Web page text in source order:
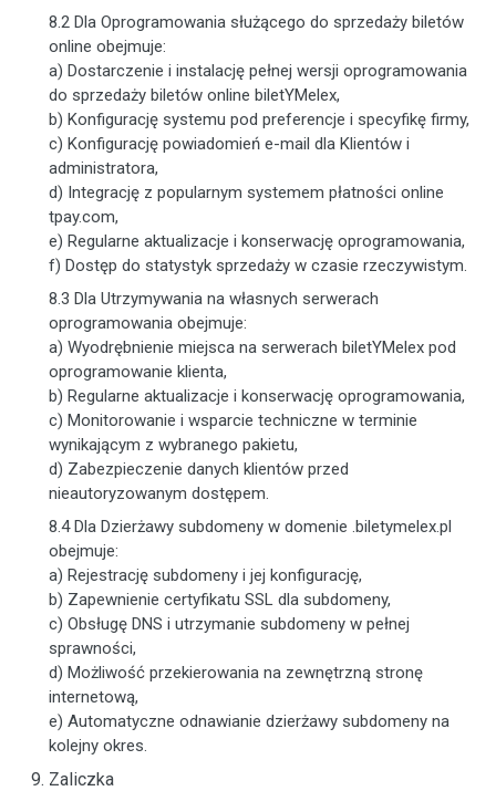
8.2 Dla Oprogramowania służącego do sprzedaży biletów
online obejmuje:
a) Dostarczenie i instalację pełnej wersji oprogramowania
do sprzedaży biletów online biletYMelex,
b) Konfigurację systemu pod preferencje i specyfikę firmy,
c) Konfigurację powiadomień e-mail dla Klientów i
administratora,
d) Integrację z popularnym systemem płatności online
tpay.com,
e) Regularne aktualizacje i konserwację oprogramowania,
f) Dostęp do statystyk sprzedaży w czasie rzeczywistym.
8.3 Dla Utrzymywania na własnych serwerach
oprogramowania obejmuje:
a) Wyodrębnienie miejsca na serwerach biletYMelex pod
oprogramowanie klienta,
b) Regularne aktualizacje i konserwację oprogramowania,
c) Monitorowanie i wsparcie techniczne w terminie
wynikającym z wybranego pakietu,
d) Zabezpieczenie danych klientów przed
nieautoryzowanym dostępem.
8.4 Dla Dzierżawy subdomeny w domenie .biletymelex.pl
obejmuje:
a) Rejestrację subdomeny i jej konfigurację,
b) Zapewnienie certyfikatu SSL dla subdomeny,
c) Obsługę DNS i utrzymanie subdomeny w pełnej
sprawności,
d) Możliwość przekierowania na zewnętrzną stronę
internetową,
e) Automatyczne odnawianie dzierżawy subdomeny na
kolejny okres.
Zaliczka